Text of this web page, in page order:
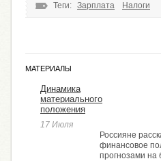
Теги: Зарплата Налоги
МАТЕРИАЛЫ
Динамика
материального
положения
17 Июля
Россияне
финансовое
прогнозами на